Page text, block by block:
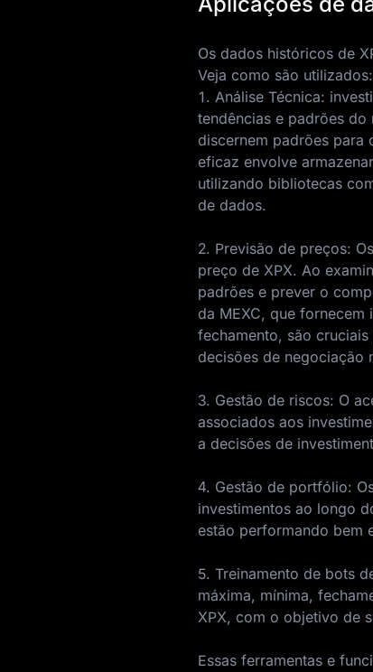
Os dados históricos de
Veja como são utilizados:
1. Análise Técnica:
tendências e padrões
discernem padrões para
eficaz envolve
utilizando bibliotecas
de dados.
2. Previsão de preços:
preço de XPX. Ao
padrões e prever o
da MEXC, que
fechamento, são
decisões de negociação
3. Gestão de riscos: O
associados aos
a decisões de
4. Gestão de portfólio:
investimentos ao longo
estão performando bem
5. Treinamento de bots
máxima, mínima,
XPX, com o objetivo de
Essas ferramentas e